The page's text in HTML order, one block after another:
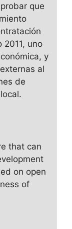
que
2011, uno
y
al
de
that can
on open
of